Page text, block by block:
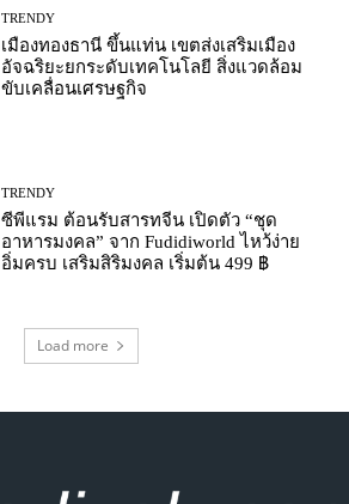
TRENDY
เมืองทองธานี ขึ้นแท่น เขตส่งเสริมเมือง
อัจฉริยะยกระดับเทคโนโลยี สิ่งแวดล้อม
ขับเคลื่อนเศรษฐกิจ
TRENDY
ซีพีแรม ต้อนรับสารทจีน เปิดตัว “ชุด
อาหารมงคล” จาก Fudidiworld ไหว้ง่าย
อิ่มครบ เสริมสิริมงคล เริ่มต้น 499 ฿
Load more